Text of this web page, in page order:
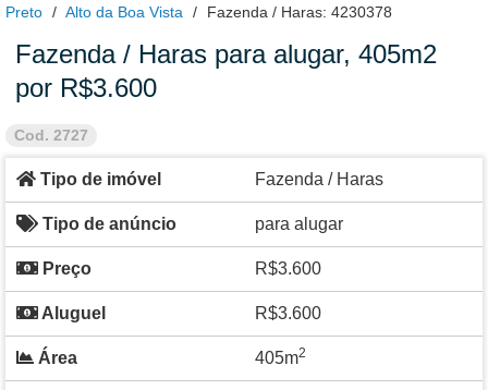
Preto
Alto da Boa Vista Fazenda / Haras: 4230378
Fazenda / Haras para alugar, 405m2
por R$3.600
Cod. 2727
Tipo de imóvel Fazenda / Haras
Tipo de anúncio para alugar
Preço R$3.600
Aluguel R$3.600
Área 405m2